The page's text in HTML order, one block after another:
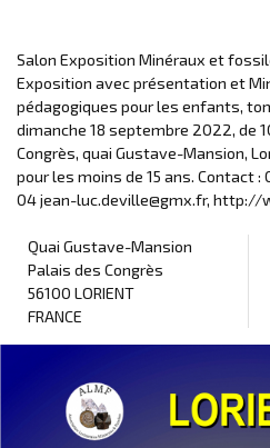
Salon Exposition Minéraux et
Exposition avec présentation et
pédagogiques pour les enfants,
dimanche 18 septembre 2022, de
Congrès, quai Gustave-Mansion,
pour les moins de 15 ans. Contact :
04 jean-luc.deville@gmx.fr,
Quai Gustave-Mansion
Palais des Congrès
56100 LORIENT
FRANCE